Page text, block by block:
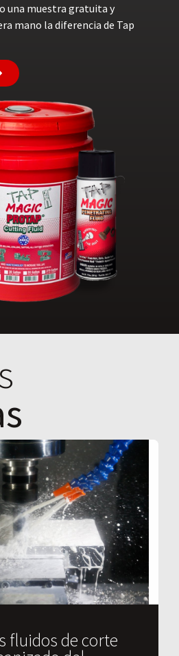
una muestra gratuita y
mano la diferencia de Tap
fluidos de corte